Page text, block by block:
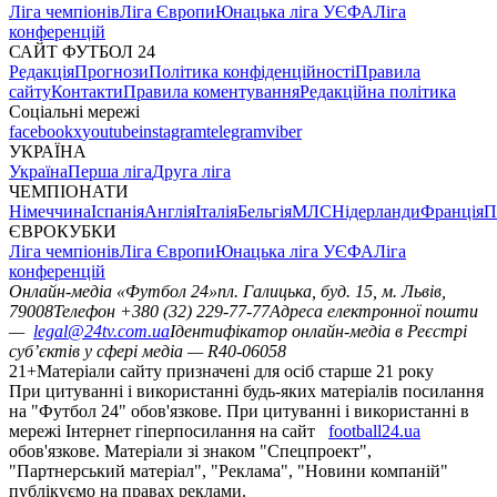
Ліга чемпіонівЛіга ЄвропиЮнацька ліга УЄФАЛіга
конференцій
САЙТ ФУТБОЛ 24
РедакціяПрогнозиПолітика конфіденційностіПравила
сайтуКонтактиПравила коментуванняРедакційна політика
Соціальні мережі
facebookxyoutubeinstagramtelegramviber
УКРАЇНА
УкраїнаПерша лігаДруга ліга
ЧЕМПІОНАТИ
НімеччинаІспаніяАнгліяІталіяБельгіяМЛСНідерландиФранція
ЄВРОКУБКИ
Ліга чемпіонівЛіга ЄвропиЮнацька ліга УЄФАЛіга
конференцій
Онлайн-медіа «Футбол 24»пл. Галицька, буд. 15, м. Львів,
79008Телефон +380 (32) 229-77-77Адреса електронної пошти
— legal@24tv.com.uaІдентифікатор онлайн-медіа в Реєстрі
суб’єктів у сфері медіа — R40-06058
21+Матеріали сайту призначені для осіб старше 21 року
При цитуванні і використанні будь-яких матеріалів посилання
на "Футбол 24" обов'язкове. При цитуванні і використанні в
мережі Інтернет гіперпосилання на сайт
football24.ua
обов'язкове. Матеріали зі знаком "Спецпроект",
"Партнерський матеріал", "Реклама", "Новини компаній"
публікуємо на правах реклами.